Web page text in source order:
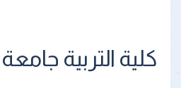
كلية التربية